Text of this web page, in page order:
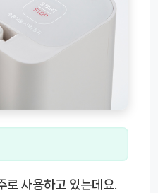
로 사용하고 있는데요.